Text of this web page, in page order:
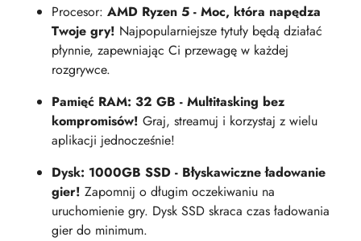
Procesor: AMD Ryzen 5 - Moc, która napędza
Twoje gry! Najpopularniejsze tytuły będą działać
płynnie, zapewniając Ci przewagę w każdej
rozgrywce.
Pamięć RAM: 32 GB - Multitasking bez
kompromisów! Graj, streamuj i korzystaj z wielu
aplikacji jednocześnie!
Dysk: 1000GB SSD - Błyskawiczne ładowanie
gier! Zapomnij o długim oczekiwaniu na
uruchomienie gry. Dysk SSD skraca czas ładowania
gier do minimum.